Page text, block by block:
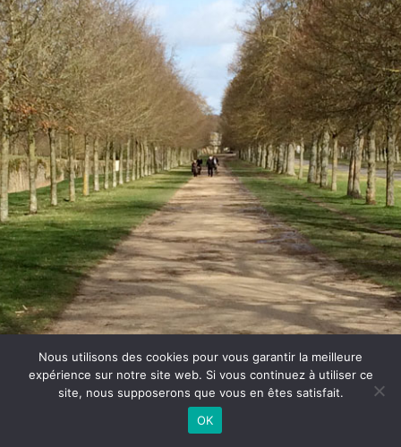
Rebondiss 16, rue Neuve Thierry 92410 Ville d'Avray
Charte déontologique des Conseillers Conjugaux et Familiaux
Nous utilisons des cookies pour vous garantir la meilleure
expérience sur notre site web. Si vous continuez à utiliser ce
site, nous supposerons que vous en êtes satisfait.
OK